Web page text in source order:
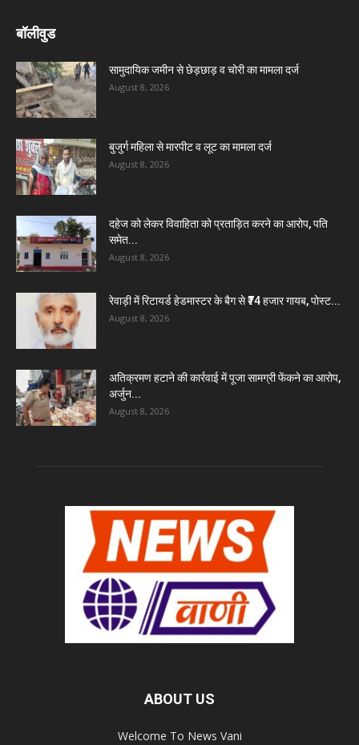
बॉलीवुड
सामुदायिक जमीन से छेड़छाड़ व चोरी का मामला दर्ज
August 8, 2026
बुजुर्ग महिला से मारपीट व लूट का मामला दर्ज
August 8, 2026
दहेज को लेकर विवाहिता को प्रताड़ित करने का आरोप, पति
समेत...
August 8, 2026
रेवाड़ी में रिटायर्ड हेडमास्टर के बैग से ₹74 हजार गायब, पोस्ट...
August 8, 2026
अतिक्रमण हटाने की कार्रवाई में पूजा सामग्री फेंकने का आरोप,
अर्जुन...
August 8, 2026
ABOUT US
Welcome To News Vani